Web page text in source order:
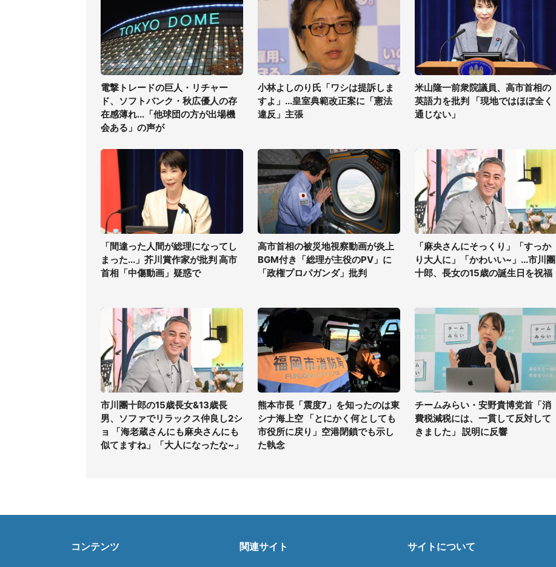
電撃トレードの巨人・リチャー
ド、ソフトバンク・秋広優人の存
在感薄れ...「他球団の方が出場機
会ある」の声が
小林よしのり氏「ワシは提訴しま
すよ」...皇室典範改正案に「憲法
違反」主張
米山隆一前衆院議員、高市首相の
英語力を批判 「現地ではほぼ全く
通じない」
「間違った人間が総理になってし
まった...」芥川賞作家が批判 高市
首相「中傷動画」疑惑で
高市首相の被災地視察動画が炎上
BGM付き「総理が主役のPV」に
「政権プロパガンダ」批判
「麻央さんにそっくり」「すっか
り大人に」「かわいい~」...市川團
十郎、長女の15歳の誕生日を祝福
市川團十郎の15歳長女&13歳長
男、ソファでリラックス仲良し2シ
ョ 「海老蔵さんにも麻央さんにも
似てますね」「大人になったな~」
熊本市長「震度7」を知ったのは東
シナ海上空 「とにかく何としても
市役所に戻り」空港閉鎖でも示し
た執念
チームみらい・安野貴博党首「消
費税減税には、一貫して反対して
きました」 説明に反響
コンテンツ 関連サイト サイトについて